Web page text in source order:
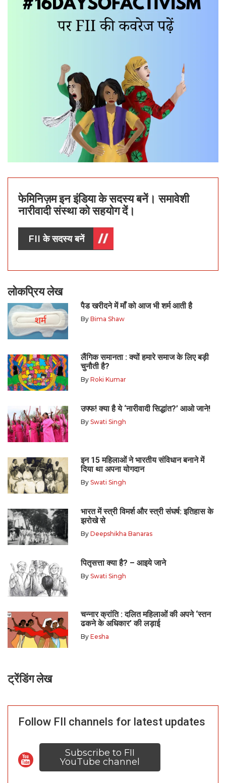
फेमिनिज़म इन इंडिया के सदस्य बनें। समावेशी
नारीवादी संस्था को सहयोग दें।
FII के सदस्य बनें
लोकप्रिय लेख
पैड खरीदने में माँ को आज भी शर्म आती है
By Bima Shaw
लैंगिक समानता : क्यों हमारे समाज के लिए बड़ी
चुनौती है?
By Roki Kumar
उफ्फ! क्या है ये ‘नारीवादी सिद्धांत?’ आओ जाने!
By Swati Singh
इन 15 महिलाओं ने भारतीय संविधान बनाने में
दिया था अपना योगदान
By Swati Singh
भारत में स्त्री विमर्श और स्त्री संघर्ष: इतिहास के
झरोखे से
By Deepshikha Banaras
पितृसत्ता क्या है? – आइये जाने
By Swati Singh
चन्नार क्रांति : दलित महिलाओं की अपने ‘स्तन
ढकने के अधिकार’ की लड़ाई
By Eesha
ट्रेंडिंग लेख
Follow FII channels for latest updates
Subscribe to FII
YouTube channel